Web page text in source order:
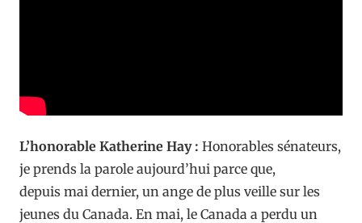
L’honorable Katherine Hay : Honorables sénateurs,
je prends la parole aujourd’hui parce que,
depuis mai dernier, un ange de plus veille sur les
jeunes du Canada. En mai, le Canada a perdu un